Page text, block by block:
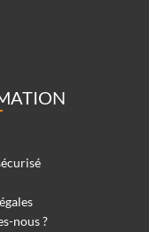
nous ?